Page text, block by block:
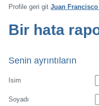
Profile geri git Juan
Bir hata
Senin ayrıntıların
Isim
Soyadı